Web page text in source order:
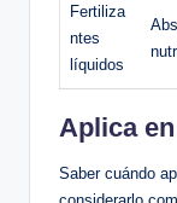
Fertiliza
ntes
líquidos
Aplica
Saber cuándo